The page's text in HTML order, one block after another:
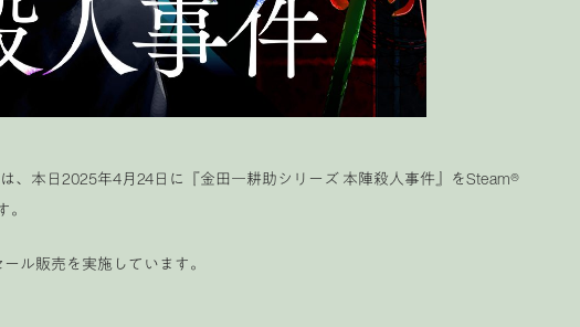
、本日2025年4月24日に『金田一耕助シリーズ 本陣殺人事件』をSteam®
ル販売を実施しています。